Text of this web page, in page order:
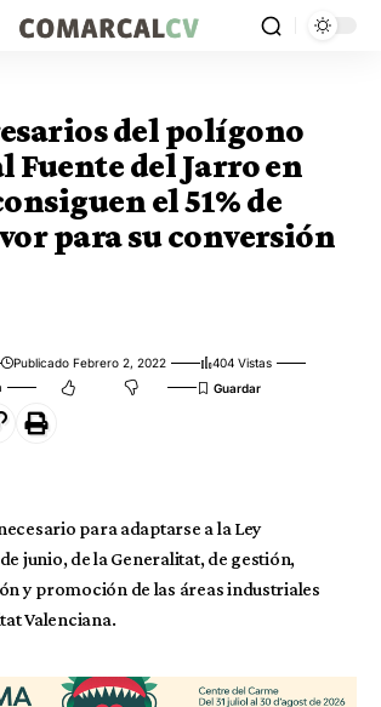
del polígono
del Jarro en
el 51% de
para su conversión
Publicado Febrero 2, 2022
404 Vistas
para adaptarse a la Ley
de junio, de la Generalitat, de gestión,
y promoción de las áreas industriales
Valenciana.